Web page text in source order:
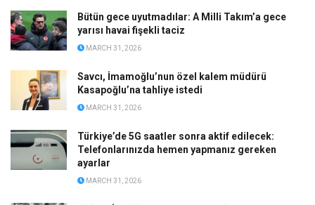
Bütün gece uyutmadılar: A Milli Takım’a gece
yarısı havai fişekli taciz
MARCH 31, 2026
Savcı, İmamoğlu’nun özel kalem müdürü
Kasapoğlu’na tahliye istedi
MARCH 31, 2026
Türkiye’de 5G saatler sonra aktif edilecek:
Telefonlarınızda hemen yapmanız gereken
ayarlar
MARCH 31, 2026